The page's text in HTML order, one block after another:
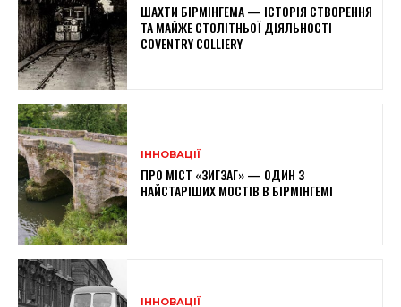
ШАХТИ БІРМІНГЕМА — ІСТОРІЯ СТВОРЕННЯ
ТА МАЙЖЕ СТОЛІТНЬОЇ ДІЯЛЬНОСТІ
COVENTRY COLLIERY
ІННОВАЦІЇ
ПРО МІСТ «ЗИГЗАГ» — ОДИН З
НАЙСТАРІШИХ МОСТІВ В БІРМІНГЕМІ
ІННОВАЦІЇ